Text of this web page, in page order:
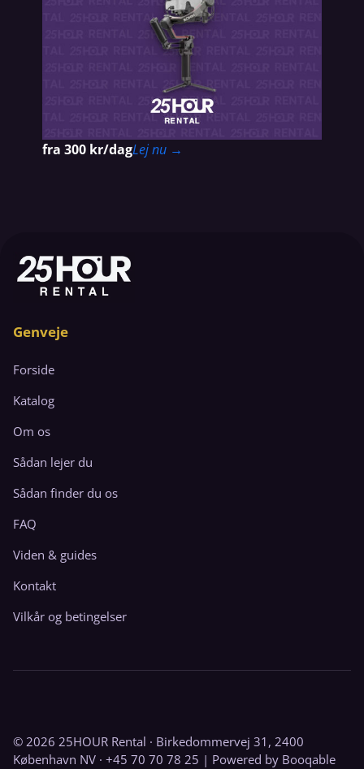
fra 300 kr/dagLej nu →
Genveje
Forside
Katalog
Om os
Sådan lejer du
Sådan finder du os
FAQ
Viden & guides
Kontakt
Vilkår og betingelser
© 2026 25HOUR Rental · Birkedommervej 31, 2400
København NV · +45 70 70 78 25 | Powered by Booqable